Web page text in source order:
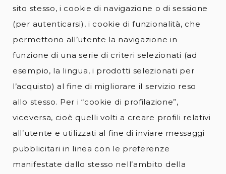
sito stesso, i cookie di navigazione o di sessione
(per autenticarsi), i cookie di funzionalità, che
permettono all’utente la navigazione in
funzione di una serie di criteri selezionati (ad
esempio, la lingua, i prodotti selezionati per
l’acquisto) al fine di migliorare il servizio reso
allo stesso. Per i “cookie di profilazione”,
viceversa, cioè quelli volti a creare profili relativi
all’utente e utilizzati al fine di inviare messaggi
pubblicitari in linea con le preferenze
manifestate dallo stesso nell’ambito della